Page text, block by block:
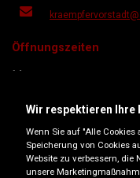
Öffnungszeiten
Montag
Donnerstag
Freitag
Wir respektieren Ihre
Wenn Sie auf "Alle
Speicherung von Cookies
Website zu verbessern, die
unsere